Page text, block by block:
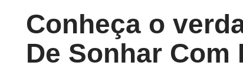
Conheça o
De Sonhar Com